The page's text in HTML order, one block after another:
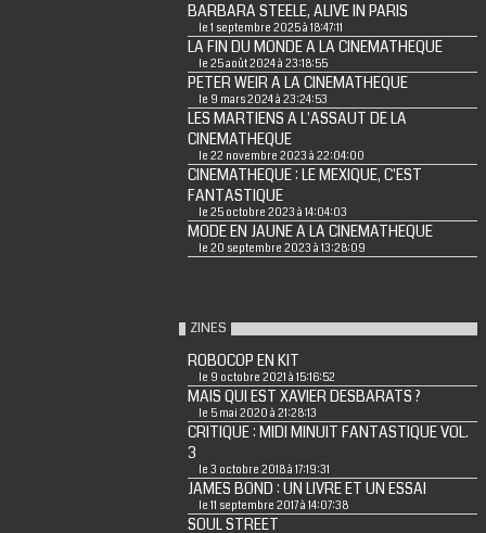
BARBARA STEELE, ALIVE IN PARIS
le 1 septembre 2025 à 18:47:11
LA FIN DU MONDE A LA CINEMATHEQUE
le 25 août 2024 à 23:18:55
PETER WEIR A LA CINEMATHEQUE
le 9 mars 2024 à 23:24:53
LES MARTIENS A L'ASSAUT DE LA
CINEMATHEQUE
le 22 novembre 2023 à 22:04:00
CINEMATHEQUE : LE MEXIQUE, C'EST
FANTASTIQUE
le 25 octobre 2023 à 14:04:03
MODE EN JAUNE A LA CINEMATHEQUE
le 20 septembre 2023 à 13:28:09
ZINES
ROBOCOP EN KIT
le 9 octobre 2021 à 15:16:52
MAIS QUI EST XAVIER DESBARATS ?
le 5 mai 2020 à 21:28:13
CRITIQUE : MIDI MINUIT FANTASTIQUE VOL.
3
le 3 octobre 2018 à 17:19:31
JAMES BOND : UN LIVRE ET UN ESSAI
le 11 septembre 2017 à 14:07:38
SOUL STREET